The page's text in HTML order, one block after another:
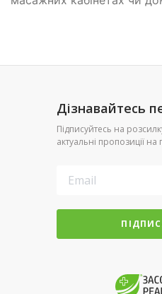
Дізнавайтесь
Підписуйтесь на
актуальні пропозиції